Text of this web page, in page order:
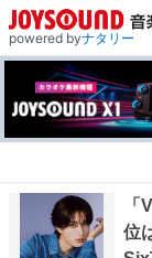
powered byナタリー
位